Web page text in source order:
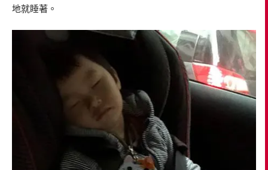
地就睡著。